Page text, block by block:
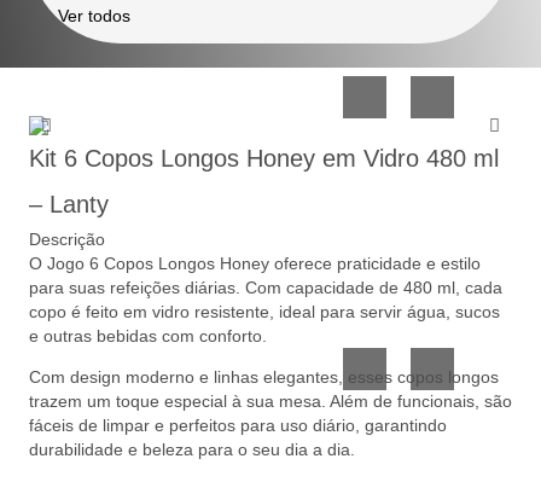
Lar
Organização
Utilidades
de
Vidro
Confeitaria
e
Presente
Ver todos
Kit 6 Copos Longos Honey em Vidro 480 ml
– Lanty
Descrição
O Jogo 6 Copos Longos Honey oferece praticidade e estilo
para suas refeições diárias. Com capacidade de 480 ml, cada
copo é feito em vidro resistente, ideal para servir água, sucos
e outras bebidas com conforto.
Com design moderno e linhas elegantes, esses copos longos
trazem um toque especial à sua mesa. Além de funcionais, são
fáceis de limpar e perfeitos para uso diário, garantindo
durabilidade e beleza para o seu dia a dia.